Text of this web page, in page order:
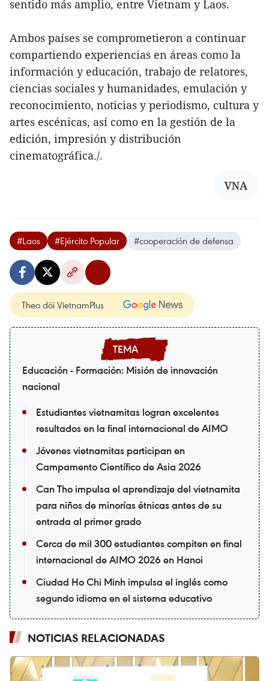
sentido más amplio, entre Vietnam y Laos.
Ambos países se comprometieron a continuar
compartiendo experiencias en áreas como la
información y educación, trabajo de relatores,
ciencias sociales y humanidades, emulación y
reconocimiento, noticias y periodismo, cultura y
artes escénicas, así como en la gestión de la
edición, impresión y distribución
cinematográfica./.
VNA
#Laos #Ejército Popular #cooperación de defensa
Theo dõi VietnamPlus
Educación - Formación: Misión de innovación
nacional
Estudiantes vietnamitas logran excelentes
resultados en la final internacional de AIMO
Jóvenes vietnamitas participan en
Campamento Científico de Asia 2026
Can Tho impulsa el aprendizaje del vietnamita
para niños de minorías étnicas antes de su
entrada al primer grado
Cerca de mil 300 estudiantes compiten en final
internacional de AIMO 2026 en Hanoi
Ciudad Ho Chi Minh impulsa el inglés como
segundo idioma en el sistema educativo
NOTICIAS RELACIONADAS